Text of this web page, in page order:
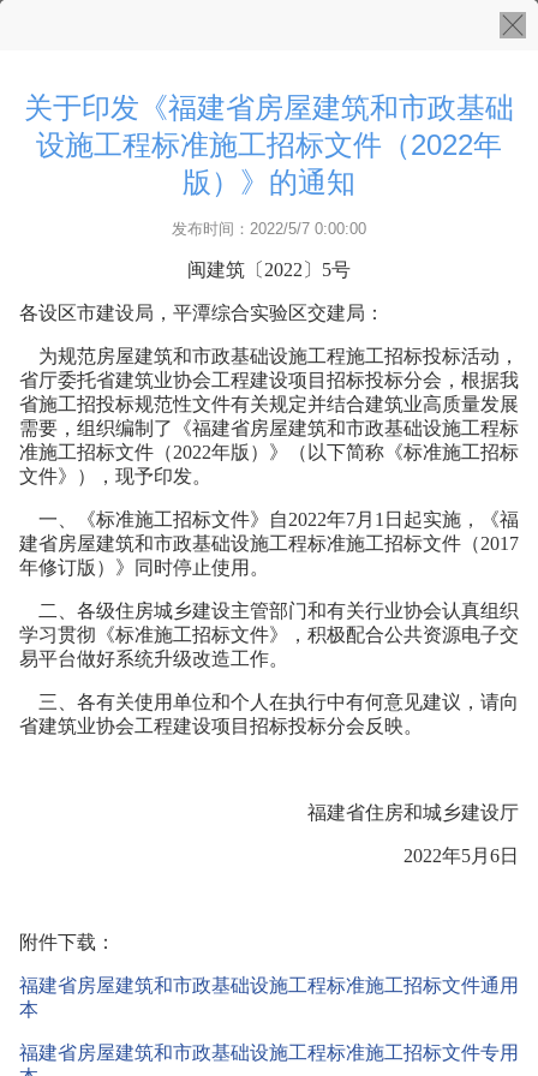
关于印发《福建省房屋建筑和市政基础
设施工程标准施工招标文件（2022年
版）》的通知
发布时间：2022/5/7 0:00:00
闽建筑〔2022〕5号
各设区市建设局，平潭综合实验区交建局：
为规范房屋建筑和市政基础设施工程施工招标投标活动，
省厅委托省建筑业协会工程建设项目招标投标分会，根据我
省施工招投标规范性文件有关规定并结合建筑业高质量发展
需要，组织编制了《福建省房屋建筑和市政基础设施工程标
准施工招标文件（2022年版）》（以下简称《标准施工招标
文件》），现予印发。
一、《标准施工招标文件》自2022年7月1日起实施，《福
建省房屋建筑和市政基础设施工程标准施工招标文件（2017
年修订版）》同时停止使用。
二、各级住房城乡建设主管部门和有关行业协会认真组织
学习贯彻《标准施工招标文件》，积极配合公共资源电子交
易平台做好系统升级改造工作。
三、各有关使用单位和个人在执行中有何意见建议，请向
省建筑业协会工程建设项目招标投标分会反映。
福建省住房和城乡建设厅
2022年5月6日
附件下载：
福建省房屋建筑和市政基础设施工程标准施工招标文件通用
本
福建省房屋建筑和市政基础设施工程标准施工招标文件专用